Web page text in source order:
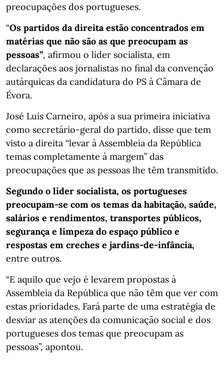
preocupações dos portugueses.
“Os partidos da direita estão concentrados em
matérias que não são as que preocupam as
pessoas”, afirmou o líder socialista, em
declarações aos jornalistas no final da convenção
autárquicas da candidatura do PS à Câmara de
Évora.
José Luís Carneiro, após a sua primeira iniciativa
como secretário-geral do partido, disse que tem
visto a direita “levar à Assembleia da República
temas completamente à margem” das
preocupações que as pessoas lhe têm transmitido.
Segundo o líder socialista, os portugueses
preocupam-se com os temas da habitação, saúde,
salários e rendimentos, transportes públicos,
segurança e limpeza do espaço público e
respostas em creches e jardins-de-infância,
entre outros.
“E aquilo que vejo é levarem propostas à
Assembleia da República que não têm que ver com
estas prioridades. Fará parte de uma estratégia de
desviar as atenções da comunicação social e dos
portugueses dos temas que preocupam as
pessoas”, apontou.